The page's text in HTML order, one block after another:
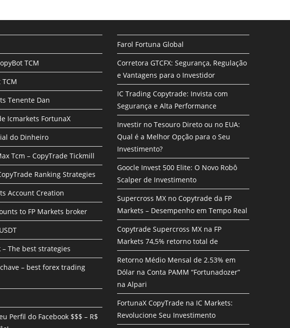
TCM
Tenente Dan
Icmarkets FortunaX
do Dinheiro
Tcm – CopyTrade Tickmill
Ranking Strategies
Account Creation
to FP Markets broker
– The best strategies
– best forex trading
Perfil do Facebook $$$ – R$
Farol Fortuna Global
Corretora GTCFX: Segurança, Regulação
e Vantagens para o Investidor
IC Trading Copytrade: Invista com
Segurança e Alta Performance
Investir no Tesouro Direto ou no EUA:
Qual é a Melhor Opção para o Seu
Investimento?
Goocle Invest 500 Elite: O Novo Robô
Scalper de Investimento
Supercross MX no Copytrade da FP
Markets – Desempenho em Tempo Real
Copytrade Supercross MX na FP
Markets 74,5% retorno total de
Retorno Médio Mensal de 2.53% em
Dólar na Conta PAMM “Fortunadozer”
na Alpari
FortunaX CopyTrade na IC Markets:
Revolucione Seu Investimento